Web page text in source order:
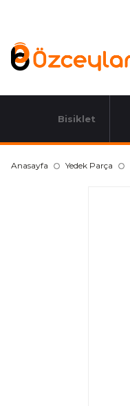
Bisiklet
Anasayfa Yedek Parça